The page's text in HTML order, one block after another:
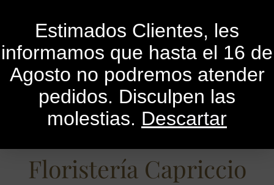
Estimados Clientes, les
informamos que hasta el 16 de
Agosto no podremos atender
pedidos. Disculpen las
molestias. Descartar
Floristería Capriccio